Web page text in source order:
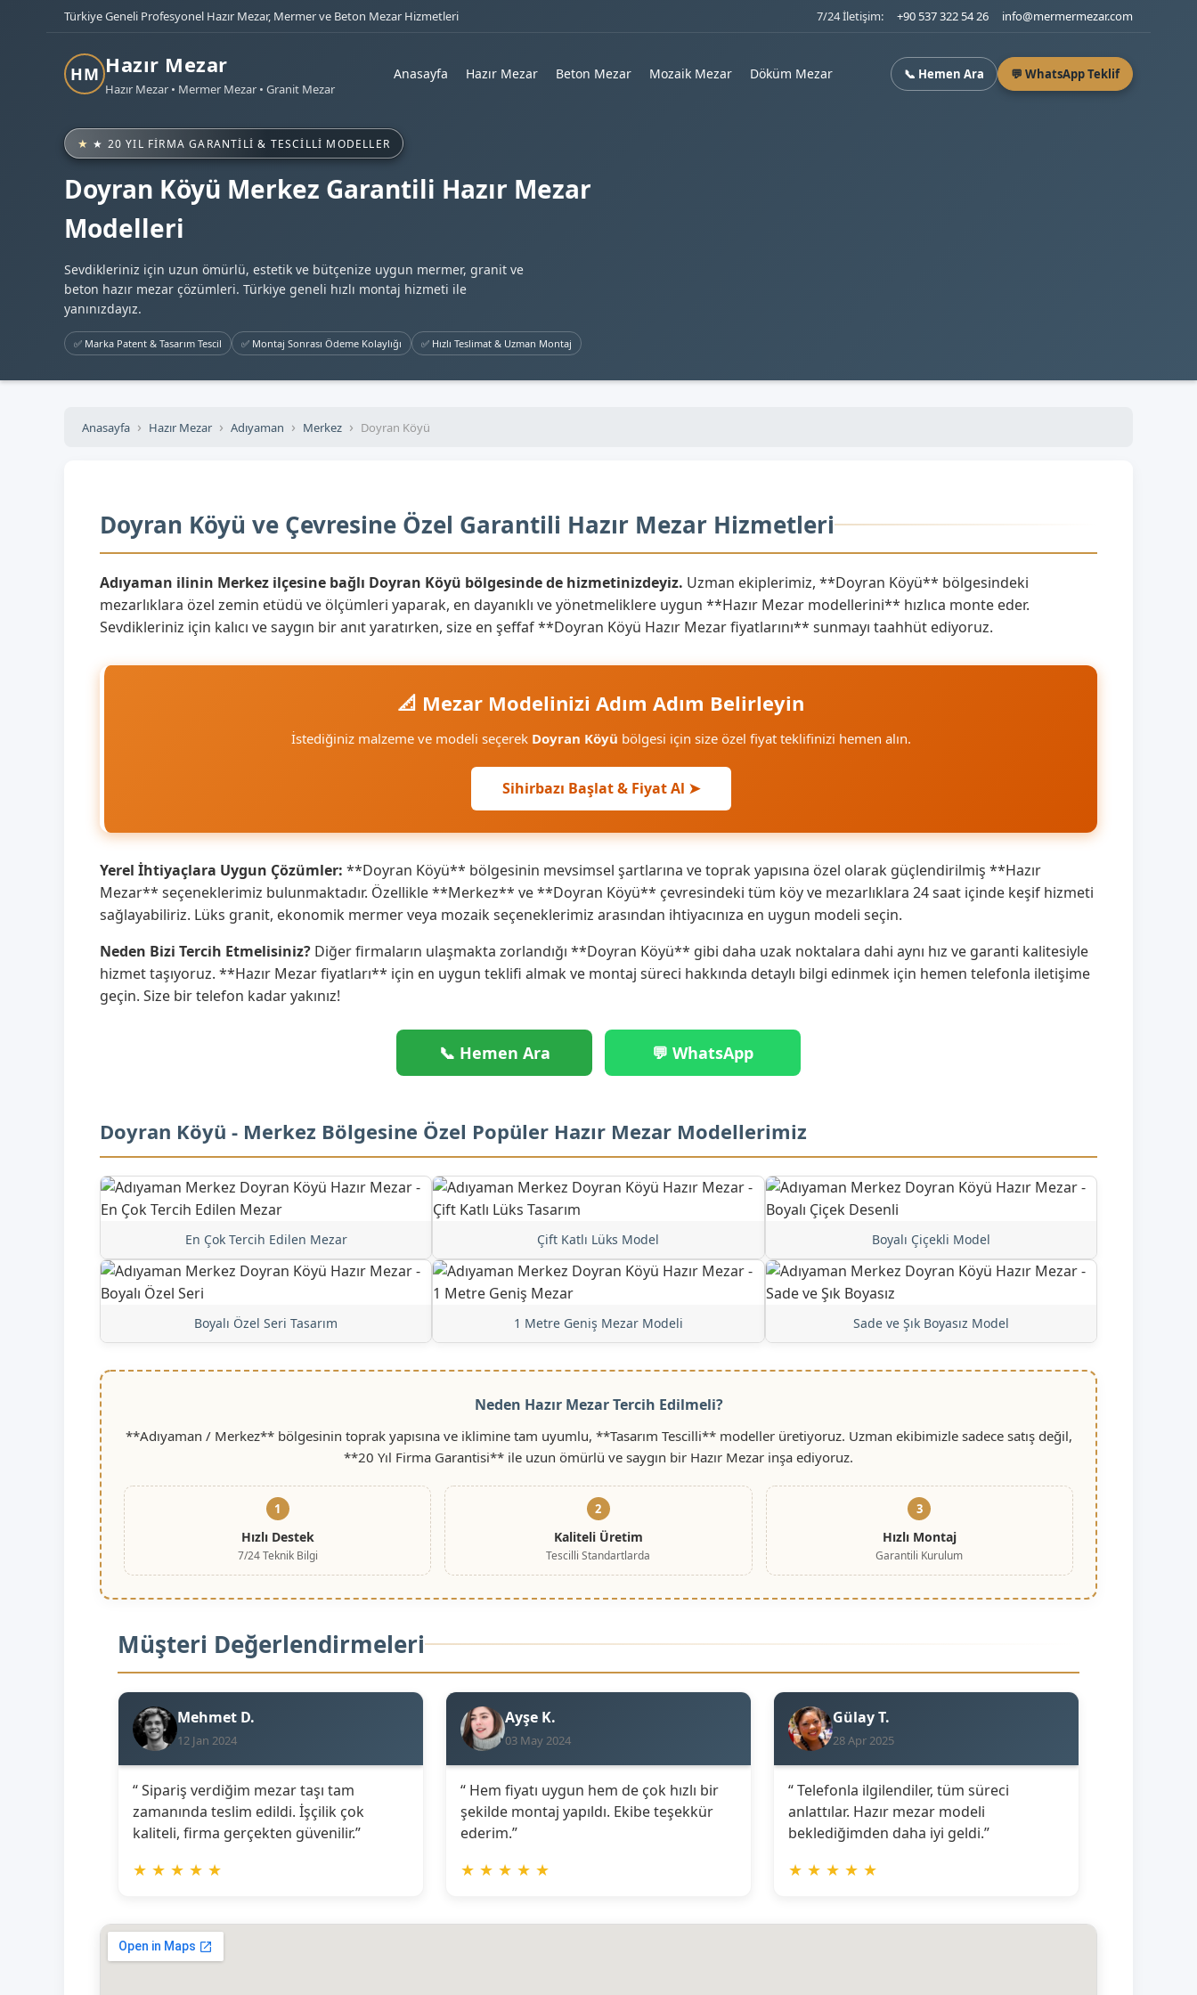
Türkiye Geneli Profesyonel Hazır Mezar, Mermer ve Beton Mezar Hizmetleri 7/24 İletişim: +90 537 322 54 26 info@mermermezar.com
HM Hazır Mezar
Hazır Mezar • Mermer Mezar • Granit Mezar
Anasayfa Hazır Mezar Beton Mezar Mozaik Mezar Döküm Mezar 📞 Hemen Ara 💬 WhatsApp Teklif
★ 20 YIL FIRMA GARANTILI & TESCILLI MODELLER
Doyran Köyü Merkez Garantili Hazır Mezar
Modelleri
Sevdikleriniz için uzun ömürlü, estetik ve bütçenize uygun mermer, granit ve
beton hazır mezar çözümleri. Türkiye geneli hızlı montaj hizmeti ile
yanınızdayız.
✅ Marka Patent & Tasarım Tescil ✅ Montaj Sonrası Ödeme Kolaylığı ✅ Hızlı Teslimat & Uzman Montaj
Anasayfa Hazır Mezar Adıyaman Merkez Doyran Köyü
Doyran Köyü ve Çevresine Özel Garantili Hazır Mezar Hizmetleri
Adıyaman ilinin Merkez ilçesine bağlı Doyran Köyü bölgesinde de hizmetinizdeyiz. Uzman ekiplerimiz, **Doyran Köyü** bölgesindeki
mezarlıklara özel zemin etüdü ve ölçümleri yaparak, en dayanıklı ve yönetmeliklere uygun **Hazır Mezar modellerini** hızlıca monte eder.
Sevdikleriniz için kalıcı ve saygın bir anıt yaratırken, size en şeffaf **Doyran Köyü Hazır Mezar fiyatlarını** sunmayı taahhüt ediyoruz.
📐 Mezar Modelinizi Adım Adım Belirleyin
İstediğiniz malzeme ve modeli seçerek Doyran Köyü bölgesi için size özel fiyat teklifinizi hemen alın.
Sihirbazı Başlat & Fiyat Al ➤
Yerel İhtiyaçlara Uygun Çözümler: **Doyran Köyü** bölgesinin mevsimsel şartlarına ve toprak yapısına özel olarak güçlendirilmiş **Hazır
Mezar** seçeneklerimiz bulunmaktadır. Özellikle **Merkez** ve **Doyran Köyü** çevresindeki tüm köy ve mezarlıklara 24 saat içinde keşif hizmeti
sağlayabiliriz. Lüks granit, ekonomik mermer veya mozaik seçeneklerimiz arasından ihtiyacınıza en uygun modeli seçin.
Neden Bizi Tercih Etmelisiniz? Diğer firmaların ulaşmakta zorlandığı **Doyran Köyü** gibi daha uzak noktalara dahi aynı hız ve garanti kalitesiyle
hizmet taşıyoruz. **Hazır Mezar fiyatları** için en uygun teklifi almak ve montaj süreci hakkında detaylı bilgi edinmek için hemen telefonla iletişime
geçin. Size bir telefon kadar yakınız!
📞 Hemen Ara 💬 WhatsApp
Doyran Köyü - Merkez Bölgesine Özel Popüler Hazır Mezar Modellerimiz
En Çok Tercih Edilen Mezar Çift Katlı Lüks Model Boyalı Çiçekli Model
Boyalı Özel Seri Tasarım 1 Metre Geniş Mezar Modeli Sade ve Şık Boyasız Model
Neden Hazır Mezar Tercih Edilmeli?
**Adıyaman / Merkez** bölgesinin toprak yapısına ve iklimine tam uyumlu, **Tasarım Tescilli** modeller üretiyoruz. Uzman ekibimizle sadece satış değil,
**20 Yıl Firma Garantisi** ile uzun ömürlü ve saygın bir Hazır Mezar inşa ediyoruz.
1
Hızlı Destek
7/24 Teknik Bilgi
2
Kaliteli Üretim
Tescilli Standartlarda
3
Hızlı Montaj
Garantili Kurulum
Müşteri Değerlendirmeleri
Mehmet D.
12 Jan 2024
“ Sipariş verdiğim mezar taşı tam
zamanında teslim edildi. İşçilik çok
kaliteli, firma gerçekten güvenilir.”
★ ★ ★ ★ ★
Ayşe K.
03 May 2024
“ Hem fiyatı uygun hem de çok hızlı bir
şekilde montaj yapıldı. Ekibe teşekkür
ederim.”
★ ★ ★ ★ ★
Gülay T.
28 Apr 2025
“ Telefonla ilgilendiler, tüm süreci
anlattılar. Hazır mezar modeli
beklediğimden daha iyi geldi.”
★ ★ ★ ★ ★